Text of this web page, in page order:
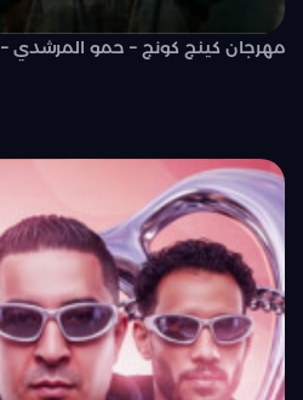
مهرجان كينج كونج – حمو المرشدي – MP3